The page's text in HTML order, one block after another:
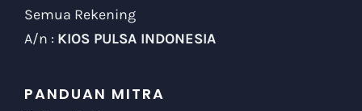
Semua Rekening
A/n : KIOS PULSA INDONESIA
PANDUAN MITRA